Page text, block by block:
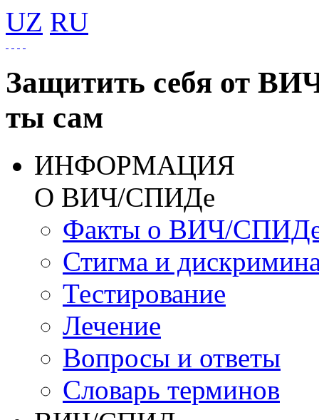
UZ RU
Защитить себя от
ты сам
ИНФОРМАЦИЯ
О ВИЧ/СПИДе
Факты о ВИЧ/
Стигма и
Тестирование
Лечение
Вопросы и ответы
Словарь терминов